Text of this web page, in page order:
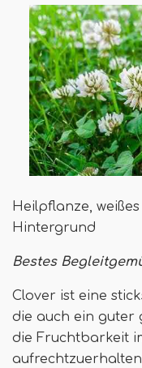
Heilpflanze,
Hintergrund
Bestes
Clover ist eine
die auch ein guter
die Fruchtbarkeit